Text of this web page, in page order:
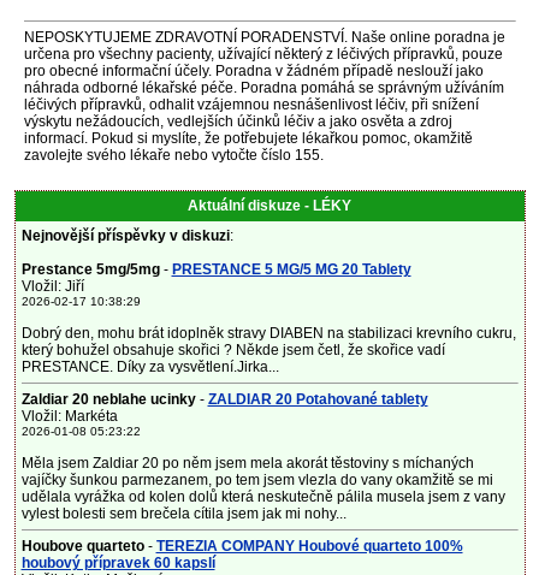
NEPOSKYTUJEME ZDRAVOTNÍ PORADENSTVÍ. Naše online poradna je
určena pro všechny pacienty, užívající některý z léčivých přípravků, pouze
pro obecné informační účely. Poradna v žádném případě neslouží jako
náhrada odborné lékařské péče. Poradna pomáhá se správným užíváním
léčivých přípravků, odhalit vzájemnou nesnášenlivost léčiv, při snížení
výskytu nežádoucích, vedlejších účinků léčiv a jako osvěta a zdroj
informací. Pokud si myslíte, že potřebujete lékařkou pomoc, okamžitě
zavolejte svého lékaře nebo vytočte číslo 155.
Aktuální diskuze - LÉKY
Nejnovější příspěvky v diskuzi:
Prestance 5mg/5mg- PRESTANCE 5 MG/5 MG 20 Tablety
Vložil: Jiří
2026-02-17 10:38:29
Dobrý den, mohu brát idoplněk stravy DIABEN na stabilizaci krevního cukru,
který bohužel obsahuje skořici ? Někde jsem četl, že skořice vadí
PRESTANCE. Díky za vysvětlení.Jirka...
Zaldiar 20 neblahe ucinky- ZALDIAR 20 Potahované tablety
Vložil: Markéta
2026-01-08 05:23:22
Měla jsem Zaldiar 20 po něm jsem mela akorát těstoviny s míchaných
vajíčky šunkou parmezanem, po tem jsem vlezla do vany okamžitě se mi
udělala vyrážka od kolen dolů která neskutečně pálila musela jsem z vany
vylest bolesti sem brečela cítila jsem jak mi nohy...
Houbove quarteto- TEREZIA COMPANY Houbové quarteto 100%
houbový přípravek 60 kapslí